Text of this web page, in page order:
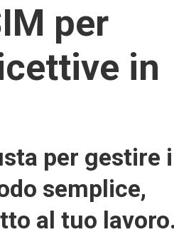
per
in
per gestire i
semplice,
al tuo lavoro.